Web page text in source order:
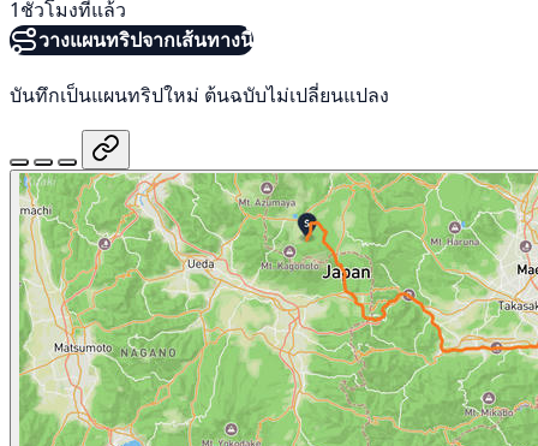
1ชั่วโมงที่แล้ว
วางแผนทริปจากเส้นทางนี้
บันทึกเป็นแผนทริปใหม่ ต้นฉบับไม่เปลี่ยนแปลง